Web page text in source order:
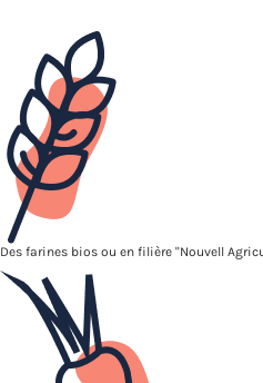
Des farines bios ou en filière "Nouvell